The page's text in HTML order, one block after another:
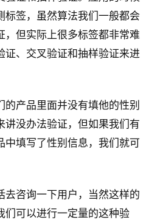
标签，虽然算法我们一般都会
，但实际上很多标签都非常难
证、交叉验证和抽样验证来进
的产品里面并没有填他的性别
讲没办法验证，但如果我们有
中填写了性别信息，我们就可
去咨询一下用户，当然这样的
们可以进行一定量的这种验